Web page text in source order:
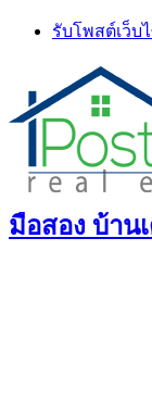
Skip
รับโพสต์เว็บ
มือสอง บ้าน